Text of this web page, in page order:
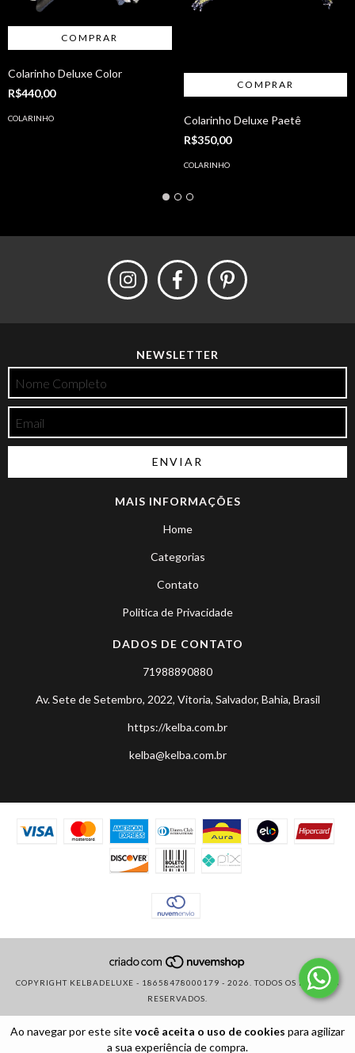
Ao navegar por este sitevocê aceita o uso de cookies para agilizar
a sua experiência de compra.
Colarinho Deluxe Color
R$440,00
COLARINHO
Colarinho Deluxe Paetê
R$350,00
COLARINHO
NEWSLETTER
MAIS INFORMAÇÕES
Home
Categorias
Contato
Politica de Privacidade
DADOS DE CONTATO
71988890880
Av. Sete de Setembro, 2022, Vitoria, Salvador, Bahia, Brasil
https://kelba.com.br
kelba@kelba.com.br
COPYRIGHT KELBADELUXE - 18658478000179 - 2026. TODOS OS DIREITOS
RESERVADOS.